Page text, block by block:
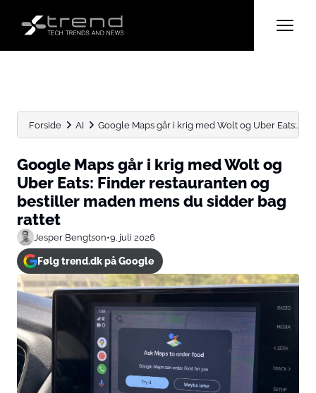
Forside AI Google Maps går i krig med Wolt og Uber Eats:...
Google Maps går i krig med Wolt og
Uber Eats: Finder restauranten og
bestiller maden mens du sidder bag
rattet
Jesper Bengtson•9. juli 2026
Følg trend.dk på Google